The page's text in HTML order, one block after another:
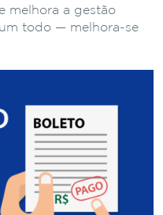
melhora a gestão
todo — melhora-se